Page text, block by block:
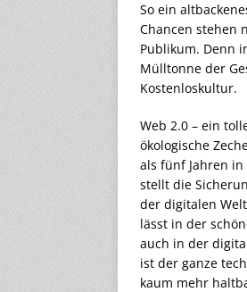
So ein
Chancen stehen
Publikum. Denn
Mülltonne der
Kostenloskultur.
Web 2.0 – ein
ökologische
als fünf Jahren
stellt die
der digitalen
lässt in der
auch in der
ist der ganze
kaum mehr